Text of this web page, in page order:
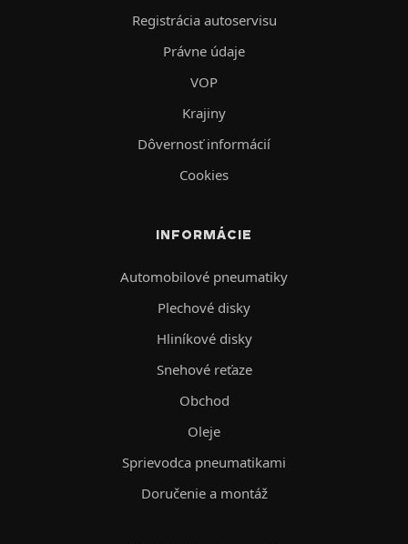
Registrácia autoservisu
Právne údaje
VOP
Krajiny
Dôvernosť informácií
Cookies
INFORMÁCIE
Automobilové pneumatiky
Plechové disky
Hliníkové disky
Snehové reťaze
Obchod
Oleje
Sprievodca pneumatikami
Doručenie a montáž